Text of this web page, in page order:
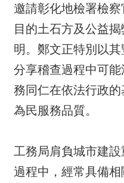
邀請彰化地檢署檢
目的土石方及公益
明。鄭文正特別以其
分享稽查過程中可
務同仁在依法行政
為民服務品質。
工務局肩負城市建
過程中，經常具備